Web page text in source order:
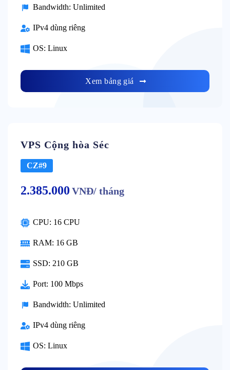
Bandwidth: Unlimited
IPv4 dùng riêng
OS: Linux
Xem bảng giá
VPS Cộng hòa Séc
CZ#9
2.385.000 VNĐ/ tháng
CPU: 16 CPU
RAM: 16 GB
SSD: 210 GB
Port: 100 Mbps
Bandwidth: Unlimited
IPv4 dùng riêng
OS: Linux